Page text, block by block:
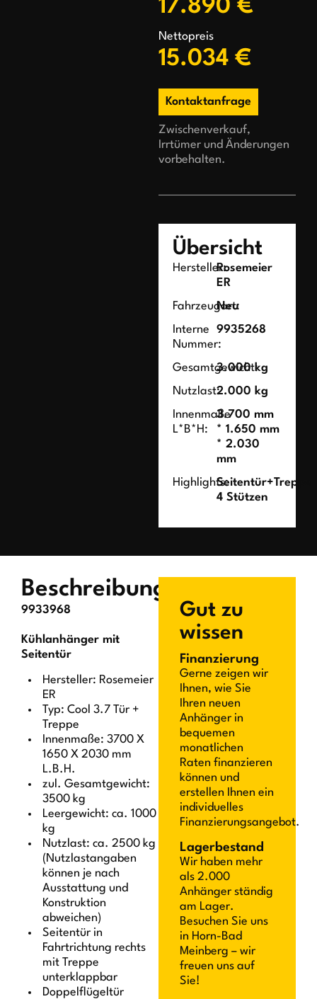
17.890 €
Nettopreis
15.034 €
Kontaktanfrage
Zwischenverkauf,
Irrtümer und Änderungen
vorbehalten.
Übersicht
Hersteller:Rosemeier
ER
Fahrzeugart:
Neu
Interne
Nummer:
9935268
Gesamtgewicht:
3.000 kg
Nutzlast:2.000 kg
Innenmaße
L*B*H:
3.700 mm
* 1.650 mm
* 2.030
mm
Highlights:Seitentür+Treppe
4 Stützen
Beschreibung
9933968
Kühlanhänger mit
Seitentür
Hersteller: Rosemeier
ER
Typ: Cool 3.7 Tür +
Treppe
Innenmaße: 3700 X
1650 X 2030 mm
L.B.H.
zul. Gesamtgewicht:
3500 kg
Leergewicht: ca. 1000
kg
Nutzlast: ca. 2500 kg
(Nutzlastangaben
können je nach
Ausstattung und
Konstruktion
abweichen)
Seitentür in
Fahrtrichtung rechts
mit Treppe
unterklappbar
Doppelflügeltür
Gut zu
wissen
Finanzierung
Gerne zeigen wir
Ihnen, wie Sie
Ihren neuen
Anhänger in
bequemen
monatlichen
Raten finanzieren
können und
erstellen Ihnen ein
individuelles
Finanzierungsangebot.
Lagerbestand
Wir haben mehr
als 2.000
Anhänger ständig
am Lager.
Besuchen Sie uns
in Horn-Bad
Meinberg – wir
freuen uns auf
Sie!